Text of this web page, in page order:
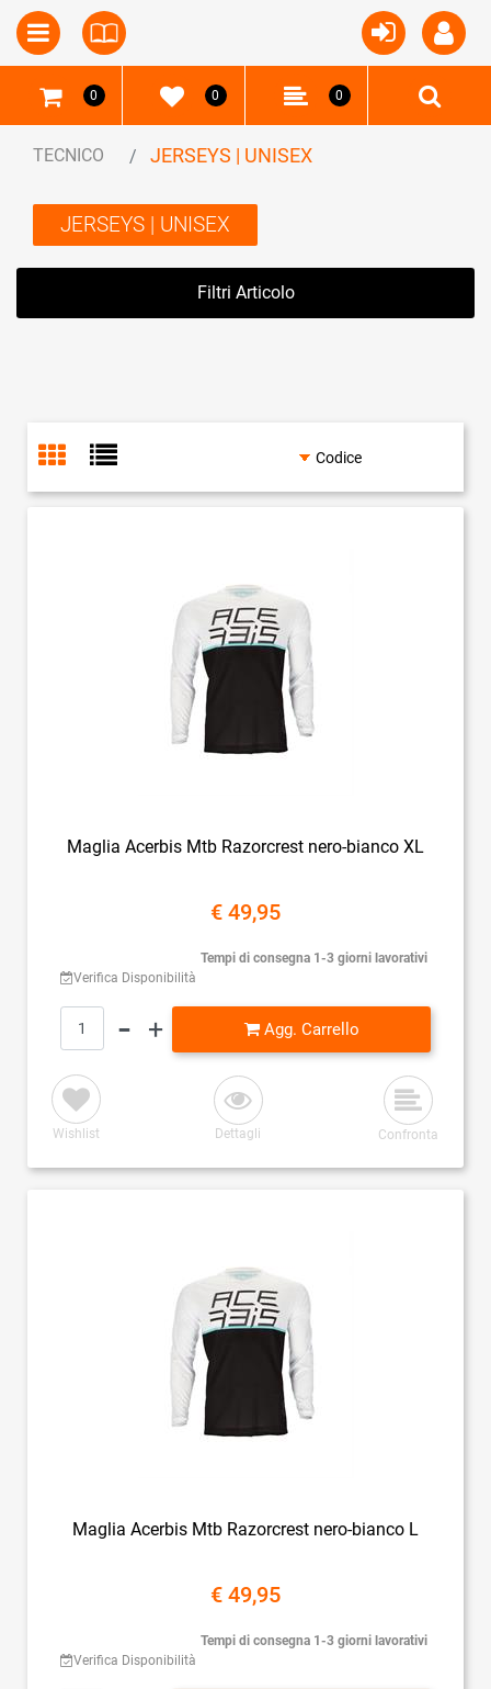
Open Open menu
0 0 0
TECNICO JERSEYS | UNISEX
JERSEYS | UNISEX
Filtri Articolo
Maglia Acerbis Mtb Razorcrest nero-bianco XL
€ 49,95
Verifica Disponibilità
Tempi di consegna 1-3 giorni lavorativi
Quantità
Agg. Carrello
Wishlist Dettagli Confronta
Maglia Acerbis Mtb Razorcrest nero-bianco L
€ 49,95
Verifica Disponibilità
Tempi di consegna 1-3 giorni lavorativi